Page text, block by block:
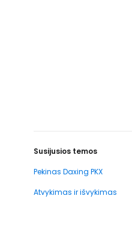
Susijusios temos
Pekinas Daxing PKX
Atvykimas ir išvykimas